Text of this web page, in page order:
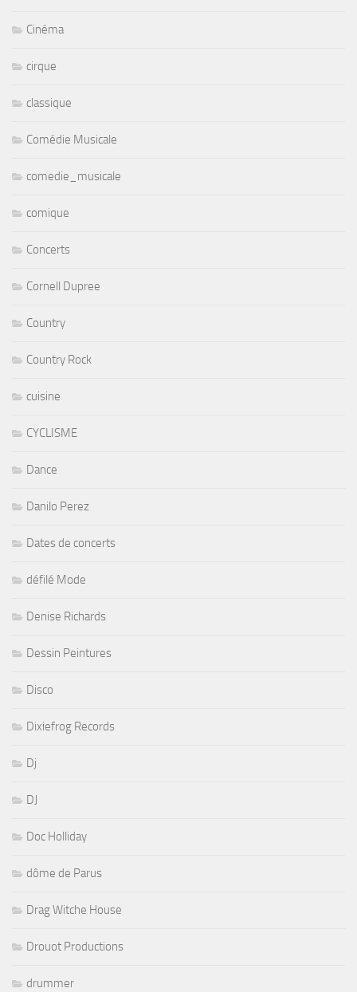
Cinéma
cirque
classique
Comédie Musicale
comedie_musicale
comique
Concerts
Cornell Dupree
Country
Country Rock
cuisine
CYCLISME
Dance
Danilo Perez
Dates de concerts
défilé Mode
Denise Richards
Dessin Peintures
Disco
Dixiefrog Records
Dj
DJ
Doc Holliday
dôme de Parus
Drag Witche House
Drouot Productions
drummer